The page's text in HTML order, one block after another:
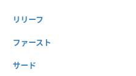
リリーフ
ファースト
サード